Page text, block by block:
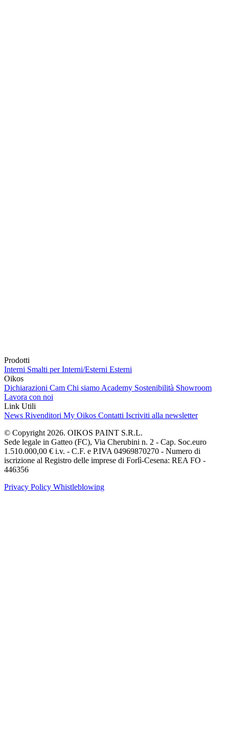
Prodotti
Interni Smalti per Interni/Esterni Esterni
Oikos
Dichiarazioni Cam Chi siamo Academy Sostenibilità Showroom
Lavora con noi
Link Utili
News Rivenditori My Oikos Contatti Iscriviti alla newsletter
© Copyright 2026. OIKOS PAINT S.R.L.
Sede legale in Gatteo (FC), Via Cherubini n. 2 - Cap. Soc.euro
1.510.000,00 € i.v. - C.F. e P.IVA 04969870270 - Numero di
iscrizione al Registro delle imprese di Forlì-Cesena: REA FO -
446356
Privacy Policy Whistleblowing